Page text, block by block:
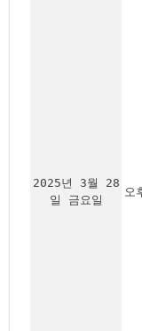
2025년 3월 28
일 금요일
오